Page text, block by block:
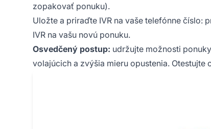
zopakovať ponuku).
Uložte a priraďte IVR na vaše telefónne číslo:
IVR na vašu novú ponuku.
Osvedčený postup: udržujte možnosti
volajúcich a zvýšia mieru opustenia. Otestujte